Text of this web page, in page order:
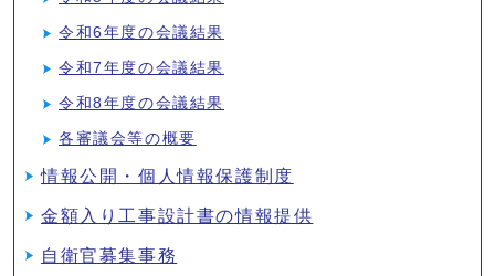
令和6年度の会議結果
令和7年度の会議結果
令和8年度の会議結果
各審議会等の概要
情報公開・個人情報保護制度
金額入り工事設計書の情報提供
自衛官募集事務